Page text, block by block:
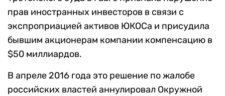
прав иностранных инвесторов в связи с
экспроприацией активов ЮКОСа и присудила
бывшим акционерам компании компенсацию в
$50 миллиардов.
В апреле 2016 года это решение по жалобе
российских властей аннулировал Окружной